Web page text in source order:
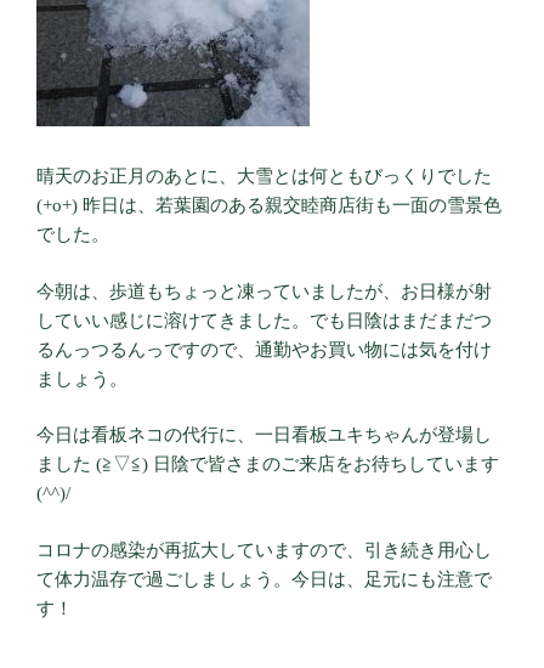
晴天のお正月のあとに、大雪とは何ともびっくりでした
(+o+) 昨日は、若葉園のある親交睦商店街も一面の雪景色
でした。
今朝は、歩道もちょっと凍っていましたが、お日様が射
していい感じに溶けてきました。でも日陰はまだまだつ
るんっつるんっですので、通勤やお買い物には気を付け
ましょう。
今日は看板ネコの代行に、一日看板ユキちゃんが登場し
ました (≧▽≦) 日陰で皆さまのご来店をお待ちしています
(^^)/
コロナの感染が再拡大していますので、引き続き用心し
て体力温存で過ごしましょう。今日は、足元にも注意で
す！